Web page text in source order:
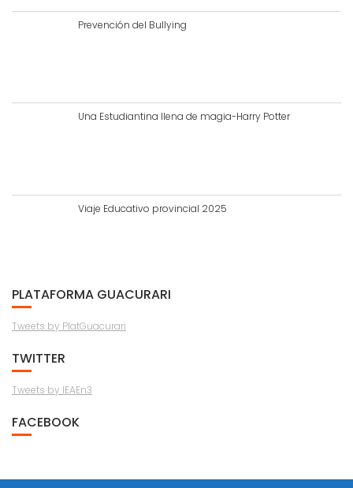
Prevención del Bullying
Una Estudiantina llena de magia-Harry Potter
Viaje Educativo provincial 2025
PLATAFORMA GUACURARI
Tweets by PlatGuacurari
TWITTER
Tweets by IEAEn3
FACEBOOK